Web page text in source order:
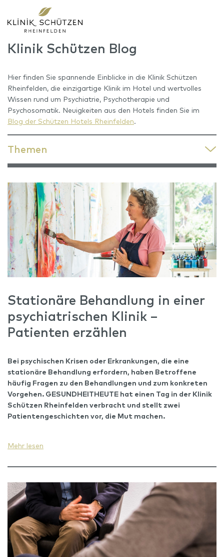
Klinik Schützen Blog
Hier finden Sie spannende Einblicke in die Klinik Schützen
Rheinfelden, die einzigartige Klinik im Hotel und wertvolles
Wissen rund um Psychiatrie, Psychotherapie und
Psychosomatik. Neuigkeiten aus den Hotels finden Sie im
Blog der Schützen Hotels Rheinfelden.
Themen
Stationäre Behandlung in einer
psychiatrischen Klinik –
Patienten erzählen
Bei psychischen Krisen oder Erkrankungen, die eine
stationäre Behandlung erfordern, haben Betroffene
häufig Fragen zu den Behandlungen und zum konkreten
Vorgehen. GESUNDHEITHEUTE hat einen Tag in der Klinik
Schützen Rheinfelden verbracht und stellt zwei
Patientengeschichten vor, die Mut machen.
Mehr lesen